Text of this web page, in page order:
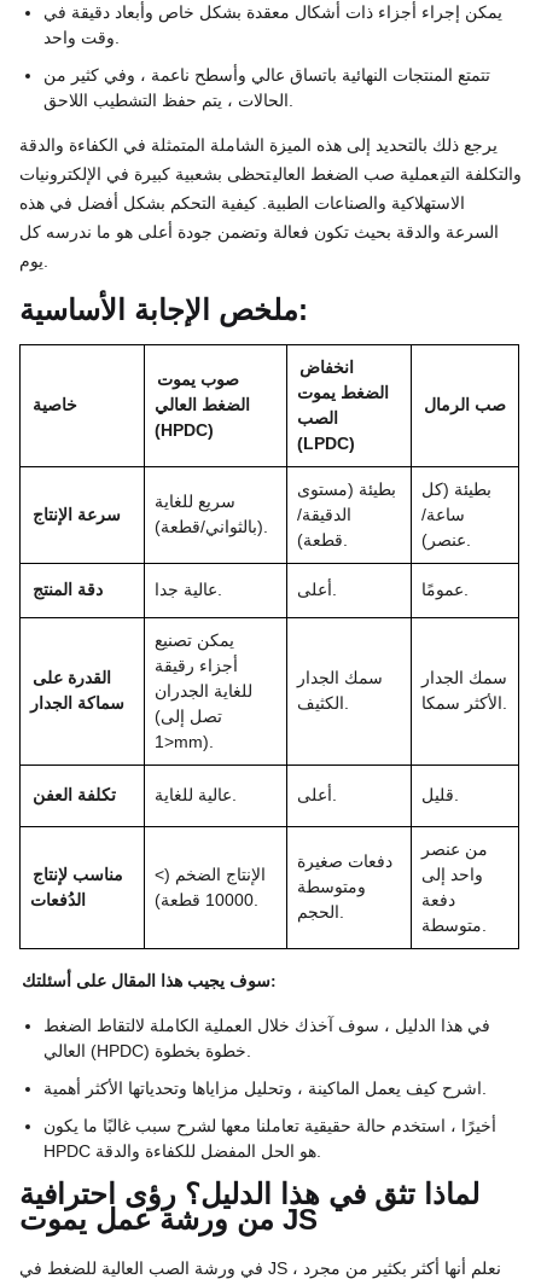
يمكن إجراء أجزاء ذات أشكال معقدة بشكل خاص وأبعاد دقيقة في
تتمتع المنتجات النهائية باتساق عالي وأسطح ناعمة ، وفي كثير من
يرجع ذلك بالتحديد إلى هذه الميزة الشاملة المتمثلة في الكفاءة والدقة
والتكلفة التيعملية صب الضغط العاليتحظى بشعبية كبيرة في الإلكترونيات
الاستهلاكية والصناعات الطبية. كيفية التحكم بشكل أفضل في هذه
السرعة والدقة بحيث تكون فعالة وتضمن جودة أعلى هو ما ندرسه كل
ملخص الإجابة الأساسية:
خاصية
صوب يموت
الضغط العالي
(HPDC)
انخفاض
الضغط يموت
الصب
(LPDC)
صب الرمال
سرعة الإنتاج
سريع للغاية
بطيئة (مستوى
الدقيقة/
بطيئة (كل
ساعة/
دقة المنتج
القدرة على
سماكة الجدار
يمكن تصنيع
أجزاء رقيقة
للغاية الجدران
(تصل إلى
<1mm).
سمك الجدار
سمك الجدار
تكلفة العفن
مناسب لإنتاج
الدُفعات
الإنتاج الضخم (>
دفعات صغيرة
ومتوسطة
من عنصر
واحد إلى
دفعة
سوف يجيب هذا المقال على أسئلتك:
في هذا الدليل ، سوف آخذك خلال العملية الكاملة لالتقاط الضغط
أخيرًا ، استخدم حالة حقيقية تعاملنا معها لشرح سبب غالبًا ما يكون
لماذا تثق في هذا الدليل؟ رؤى احترافية
من ورشة عمل يموت JS
في ورشة الصب العالية للضغط في JS ، نعلم أنها أكثر بكثير من مجرد